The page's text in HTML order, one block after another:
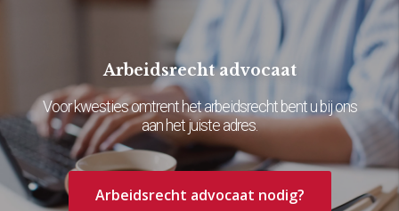
Arbeidsrecht advocaat
Voor kwesties omtrent het arbeidsrecht bent u bij ons
aan het juiste adres.
Arbeidsrecht advocaat nodig?